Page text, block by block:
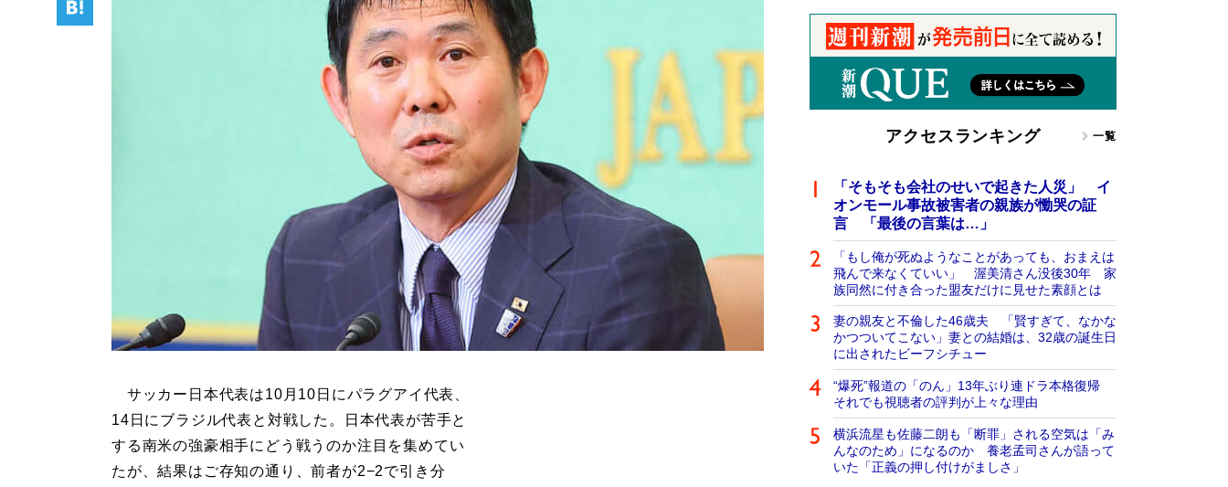
サッカー日本代表は10月10日にパラグアイ代表、
14日にブラジル代表と対戦した。日本代表が苦手と
する南米の強豪相手にどう戦うのか注目を集めてい
たが、結果はご存知の通り、前者が2−2で引き分
アクセスランキング 一覧
「そもそも会社のせいで起きた人災」 イ
オンモール事故被害者の親族が慟哭の証
言 「最後の言葉は…」
「もし俺が死ぬようなことがあっても、おまえは
飛んで来なくていい」 渥美清さん没後30年 家
族同然に付き合った盟友だけに見せた素顔とは
妻の親友と不倫した46歳夫 「賢すぎて、なかな
かつついてこない」妻との結婚は、32歳の誕生日
に出されたビーフシチュー
“爆死”報道の「のん」13年ぶり連ドラ本格復帰
それでも視聴者の評判が上々な理由
横浜流星も佐藤二朗も「断罪」される空気は「み
んなのため」になるのか 養老孟司さんが語って
いた「正義の押し付けがましさ」